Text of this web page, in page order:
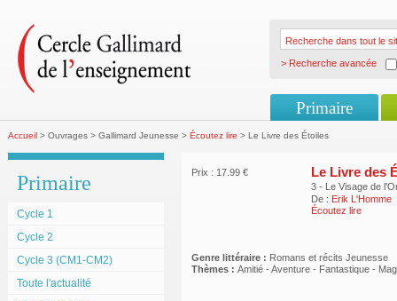
> Recherche avancée
Primaire
Accueil > Ouvrages > Gallimard Jeunesse > Écoutez lire > Le Livre des Étoiles
Primaire
Cycle 1
Cycle 2
Cycle 3 (CM1-CM2)
Toute l'actualité
Prix : 17.99 € Le Livre des
3 - Le Visage de
De : Erik L'Homme
Écoutez lire
Genre littéraire : Romans et récits Jeunesse
Thèmes : Amitié - Aventure - Fantastique -